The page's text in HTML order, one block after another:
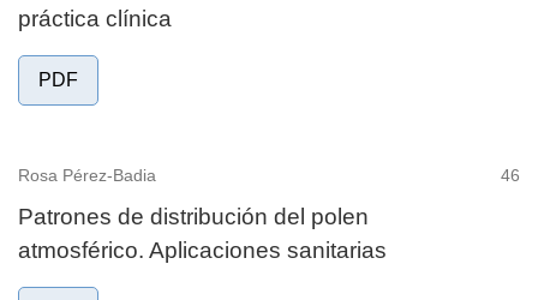
práctica clínica
PDF
Rosa Pérez-Badia 46
Patrones de distribución del polen
atmosférico. Aplicaciones sanitarias